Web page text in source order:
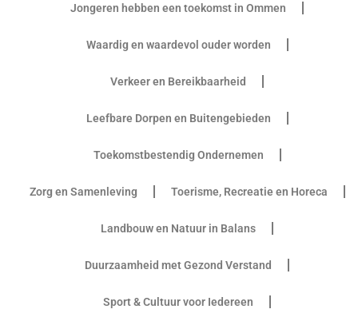
Jongeren hebben een toekomst in Ommen
Waardig en waardevol ouder worden
Verkeer en Bereikbaarheid
Leefbare Dorpen en Buitengebieden
Toekomstbestendig Ondernemen
Zorg en Samenleving Toerisme, Recreatie en Horeca
Landbouw en Natuur in Balans
Duurzaamheid met Gezond Verstand
Sport & Cultuur voor Iedereen